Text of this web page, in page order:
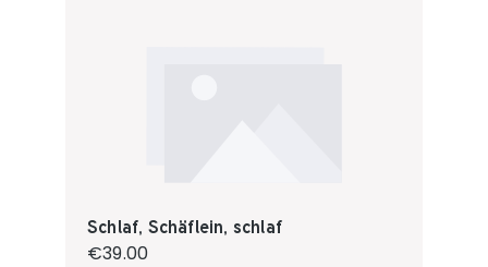
Schlaf, Schäflein, schlaf
Regular price:
€39.00